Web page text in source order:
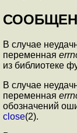
В случае
переменная
из библиотеке
В случае
переменная
обозначений
close(2).